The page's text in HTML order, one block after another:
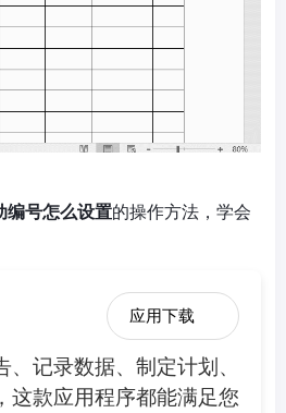
号怎么设置的操作方法，学会
应用下载
记录数据、制定计划、
这款应用程序都能满足您